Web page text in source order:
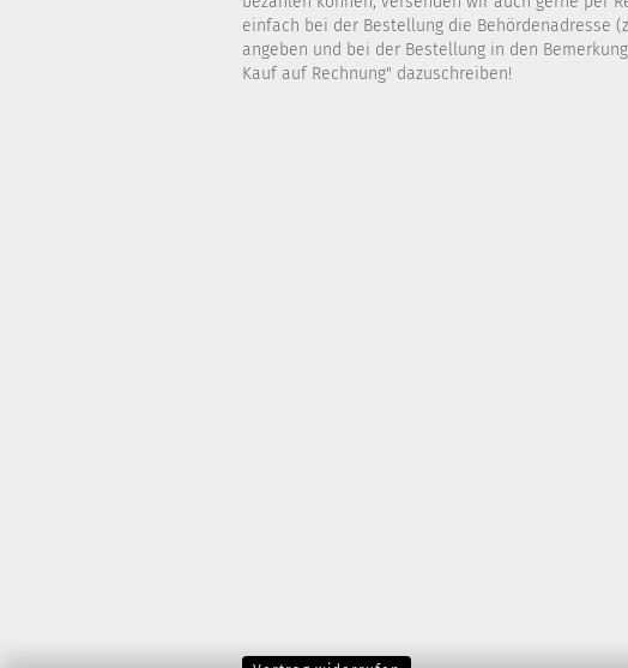
einfach bei der Bestellung die Behördenadresse
angeben und bei der Bestellung in den
Kauf auf Rechnung" dazuschreiben!